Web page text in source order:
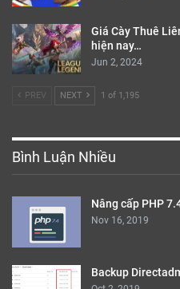
Giá Cày Thuê
hiện nay…
Jun 2, 2024
PREV NEXT 1 of 1,195
Bình Luận Nhiều
Nâng cấp PHP
Nov 16, 2019
Backup